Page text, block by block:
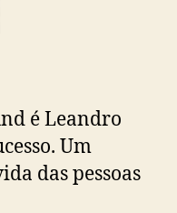
é Leandro
Um
das pessoas